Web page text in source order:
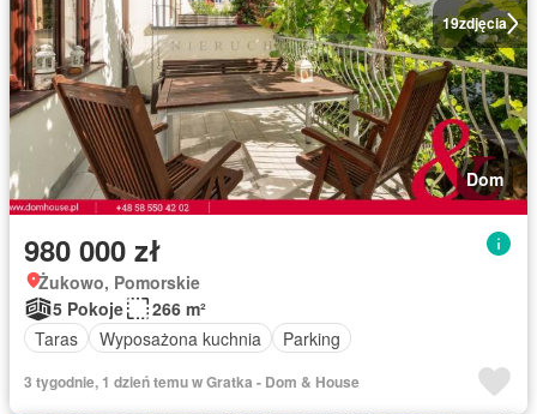
19zdjęcia
Dom
980 000 zł
Żukowo, Pomorskie
5 Pokoje
266 m²
Taras
Wyposażona kuchnia Parking
3 tygodnie, 1 dzień temu w Gratka - Dom & House